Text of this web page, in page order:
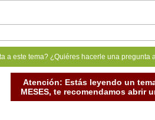
a este tema? ¿Quiéres hacerle una
Atención: Estás leyendo un
MESES, te recomendamos abrir